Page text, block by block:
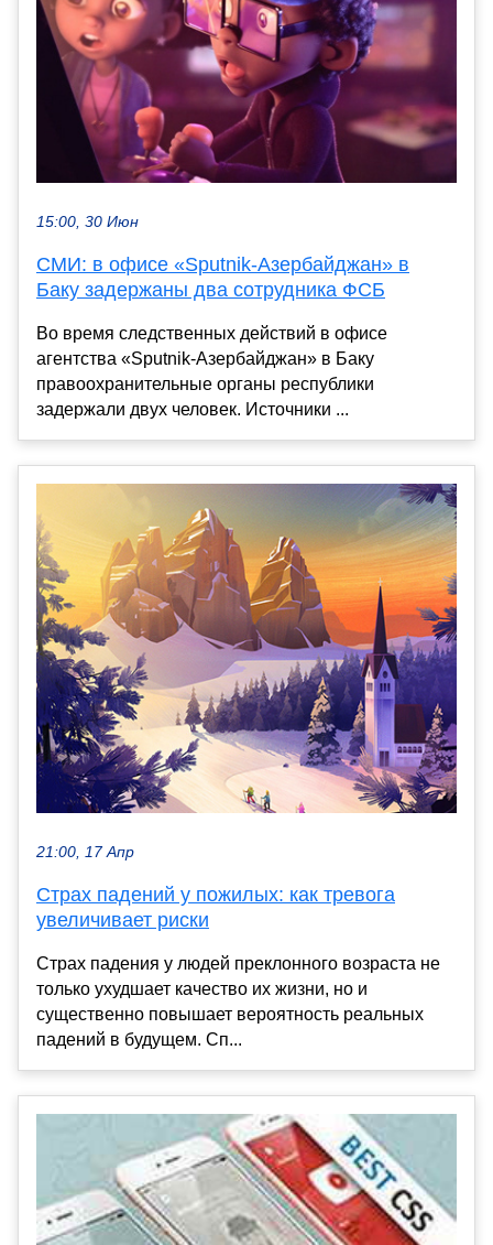
15:00, 30 Июн
СМИ: в офисе «Sputnik-Азербайджан» в
Баку задержаны два сотрудника ФСБ
Во время следственных действий в офисе
агентства «Sputnik-Азербайджан» в Баку
правоохранительные органы республики
задержали двух человек. Источники ...
21:00, 17 Апр
Страх падений у пожилых: как тревога
увеличивает риски
Страх падения у людей преклонного возраста не
только ухудшает качество их жизни, но и
существенно повышает вероятность реальных
падений в будущем. Сп...